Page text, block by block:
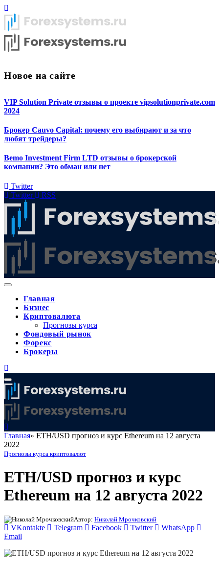
Новое на сайте
VIP Solution Private отзывы о проекте vipsolutionprivate.com
2024
Брокер Cauvo Capital: почему его выбирают и за что
любят трейдеры?
Bemo Investment Firm LTD отзывы о брокерской
компании? Это обман или нет
Twitter
Twitter
RSS
Главная
Бизнес
Криптовалюта
Прогнозы курса
Фондовый рынок
Форекс
Брокеры
Главная» ETH/USD прогноз и курс Ethereum на 12 августа
2022
Прогнозы курса криптовалют
ETH/USD прогноз и курс
Ethereum на 12 августа 2022
Автор: Николай Мрочковский
VKontakte Telegram Facebook Twitter
WhatsApp
Email